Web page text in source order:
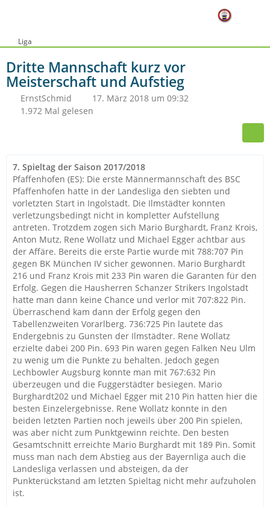
Liga
Dritte Mannschaft kurz vor
Meisterschaft und Aufstieg
ErnstSchmid
17. März 2018 um 09:32
1.972 Mal gelesen
7. Spieltag der Saison 2017/2018
Pfaffenhofen (ES): Die erste Männermannschaft des BSC
Pfaffenhofen hatte in der Landesliga den siebten und
vorletzten Start in Ingolstadt. Die Ilmstädter konnten
verletzungsbedingt nicht in kompletter Aufstellung
antreten. Trotzdem zogen sich Mario Burghardt, Franz Krois,
Anton Mutz, Rene Wollatz und Michael Egger achtbar aus
der Affäre. Bereits die erste Partie wurde mit 788:707 Pin
gegen BK München IV sicher gewonnen. Mario Burghardt
216 und Franz Krois mit 233 Pin waren die Garanten für den
Erfolg. Gegen die Hausherren Schanzer Strikers Ingolstadt
hatte man dann keine Chance und verlor mit 707:822 Pin.
Überraschend kam dann der Erfolg gegen den
Tabellenzweiten Vorarlberg. 736:725 Pin lautete das
Endergebnis zu Gunsten der Ilmstädter. Rene Wollatz
erzielte dabei 200 Pin. 693 Pin waren gegen Falken Neu Ulm
zu wenig um die Punkte zu behalten. Jedoch gegen
Lechbowler Augsburg konnte man mit 767:632 Pin
überzeugen und die Fuggerstädter besiegen. Mario
Burghardt202 und Michael Egger mit 210 Pin hatten hier die
besten Einzelergebnisse. Rene Wollatz konnte in den
beiden letzten Partien noch jeweils über 200 Pin spielen,
was aber nicht zum Punktgewinn reichte. Den besten
Gesamtschnitt erreichte Mario Burghardt mit 189 Pin. Somit
muss man nach dem Abstieg aus der Bayernliga auch die
Landesliga verlassen und absteigen, da der
Punkterückstand am letzten Spieltag nicht mehr aufzuholen
ist.